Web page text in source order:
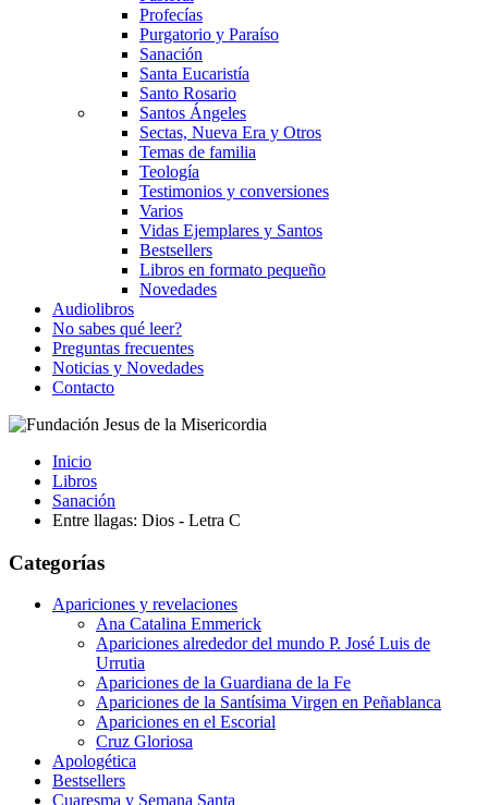
Profecías
Purgatorio y Paraíso
Sanación
Santa Eucaristía
Santo Rosario
Santos Ángeles
Sectas, Nueva Era y Otros
Temas de familia
Teología
Testimonios y conversiones
Varios
Vidas Ejemplares y Santos
Bestsellers
Libros en formato pequeño
Novedades
Audiolibros
No sabes qué leer?
Preguntas frecuentes
Noticias y Novedades
Contacto
Inicio
Libros
Sanación
Entre llagas: Dios - Letra C
Categorías
Apariciones y revelaciones
Ana Catalina Emmerick
Apariciones alrededor del mundo P. José Luis de
Urrutia
Apariciones de la Guardiana de la Fe
Apariciones de la Santísima Virgen en Peñablanca
Apariciones en el Escorial
Cruz Gloriosa
Apologética
Bestsellers
Cuaresma y Semana Santa